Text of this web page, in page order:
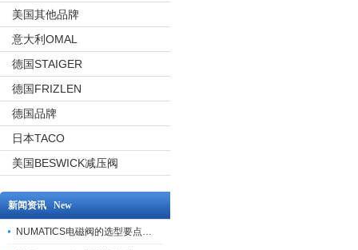
美国其他品牌
意大利OMAL
德国STAIGER
德国FRIZLEN
德国品牌
日本TACO
美国BESWICK减压阀
新闻资讯 New
NUMATICS电磁阀的选型要点与使用注意事项